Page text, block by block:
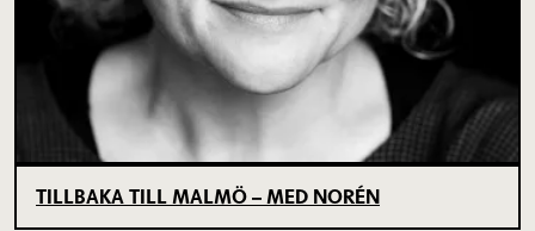
TILLBAKA TILL MALMÖ – MED NORÉN